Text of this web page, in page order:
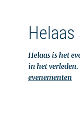
Helaas is het
in het verleden.
evenementen